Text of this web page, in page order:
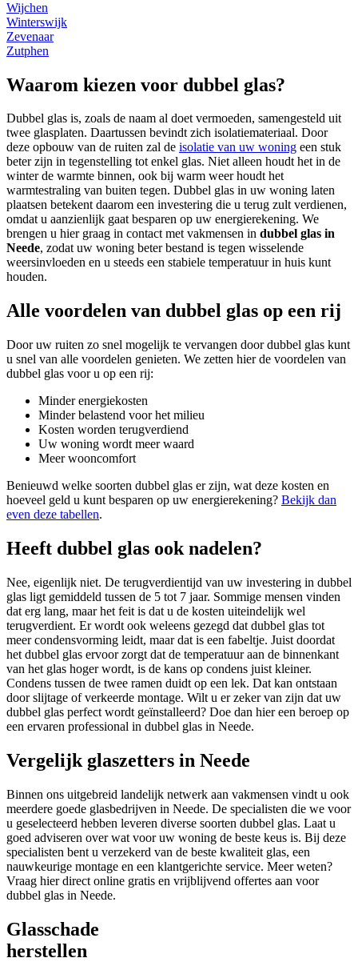
Wijchen
Winterswijk
Zevenaar
Zutphen
Waarom kiezen voor dubbel glas?
Dubbel glas is, zoals de naam al doet vermoeden, samengesteld uit
twee glasplaten. Daartussen bevindt zich isolatiemateriaal. Door
deze opbouw van de ruiten zal de isolatie van uw woning een stuk
beter zijn in tegenstelling tot enkel glas. Niet alleen houdt het in de
winter de warmte binnen, ook bij warm weer houdt het
warmtestraling van buiten tegen. Dubbel glas in uw woning laten
plaatsen betekent daarom een investering die u terug zult verdienen,
omdat u aanzienlijk gaat besparen op uw energierekening. We
brengen u hier graag in contact met vakmensen in dubbel glas in
Neede, zodat uw woning beter bestand is tegen wisselende
weersinvloeden en u steeds een stabiele temperatuur in huis kunt
houden.
Alle voordelen van dubbel glas op een rij
Door uw ruiten zo snel mogelijk te vervangen door dubbel glas kunt
u snel van alle voordelen genieten. We zetten hier de voordelen van
dubbel glas voor u op een rij:
Minder energiekosten
Minder belastend voor het milieu
Kosten worden terugverdiend
Uw woning wordt meer waard
Meer wooncomfort
Benieuwd welke soorten dubbel glas er zijn, wat deze kosten en
hoeveel geld u kunt besparen op uw energierekening? Bekijk dan
even deze tabellen.
Heeft dubbel glas ook nadelen?
Nee, eigenlijk niet. De terugverdientijd van uw investering in dubbel
glas ligt gemiddeld tussen de 5 tot 7 jaar. Sommige mensen vinden
dat erg lang, maar het feit is dat u de kosten uiteindelijk wel
terugverdient. Er wordt ook weleens gezegd dat dubbel glas tot
meer condensvorming leidt, maar dat is een fabeltje. Juist doordat
het dubbel glas ervoor zorgt dat de temperatuur aan de binnenkant
van het glas hoger wordt, is de kans op condens juist kleiner.
Condens tussen de twee ramen duidt op een lek. Dat kan ontstaan
door slijtage of verkeerde montage. Wilt u er zeker van zijn dat uw
dubbel glas perfect wordt geïnstalleerd? Doe dan hier een beroep op
een ervaren professional in dubbel glas in Neede.
Vergelijk glaszetters in Neede
Binnen ons uitgebreid landelijk netwerk aan vakmensen vindt u ook
meerdere goede glasbedrijven in Neede. De specialisten die we voor
u geselecteerd hebben leveren diverse soorten dubbel glas. Laat u
goed adviseren over wat voor uw woning de beste keus is. Bij deze
specialisten bent u verzekerd van de beste kwaliteit glas, een
nauwkeurige montage en een klantgerichte service. Meer weten?
Vraag hier direct online gratis en vrijblijvend offertes aan voor
dubbel glas in Neede.
Glasschade
herstellen